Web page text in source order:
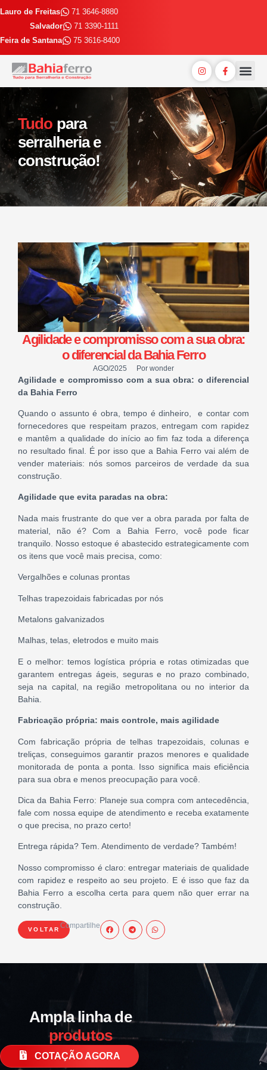
Lauro de Freitas
71 3646-8880
Salvador
71 3390-1111
Feira de Santana
75 3616-8400
Tudo para
serralheria e
construção!
Agilidade e compromisso com a sua obra:
o diferencial da Bahia Ferro
AGO/2025 Por wonder
Agilidade e compromisso com a sua obra: o diferencial
da Bahia Ferro
Quando o assunto é obra, tempo é dinheiro, e contar com
fornecedores que respeitam prazos, entregam com rapidez
e mantêm a qualidade do início ao fim faz toda a diferença
no resultado final. É por isso que a Bahia Ferro vai além de
vender materiais: nós somos parceiros de verdade da sua
construção.
Agilidade que evita paradas na obra:
Nada mais frustrante do que ver a obra parada por falta de
material, não é? Com a Bahia Ferro, você pode ficar
tranquilo. Nosso estoque é abastecido estrategicamente com
os itens que você mais precisa, como:
Vergalhões e colunas prontas
Telhas trapezoidais fabricadas por nós
Metalons galvanizados
Malhas, telas, eletrodos e muito mais
E o melhor: temos logística própria e rotas otimizadas que
garantem entregas ágeis, seguras e no prazo combinado,
seja na capital, na região metropolitana ou no interior da
Bahia.
Fabricação própria: mais controle, mais agilidade
Com fabricação própria de telhas trapezoidais, colunas e
treliças, conseguimos garantir prazos menores e qualidade
monitorada de ponta a ponta. Isso significa mais eficiência
para sua obra e menos preocupação para você.
Dica da Bahia Ferro: Planeje sua compra com antecedência,
fale com nossa equipe de atendimento e receba exatamente
o que precisa, no prazo certo!
Entrega rápida? Tem. Atendimento de verdade? Também!
Nosso compromisso é claro: entregar materiais de qualidade
com rapidez e respeito ao seu projeto. E é isso que faz da
Bahia Ferro a escolha certa para quem não quer errar na
construção.
VOLTAR Compartilhe
Ampla linha de
produtos
COTAÇÃO AGORA